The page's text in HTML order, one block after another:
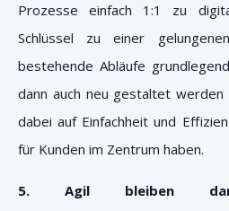
Prozesse einfach 1:1 zu
Schlüssel zu einer
bestehende Abläufe
dann auch neu gestaltet werden
dabei auf Einfachheit und
für Kunden im Zentrum haben.
5. Agil bleiben dank